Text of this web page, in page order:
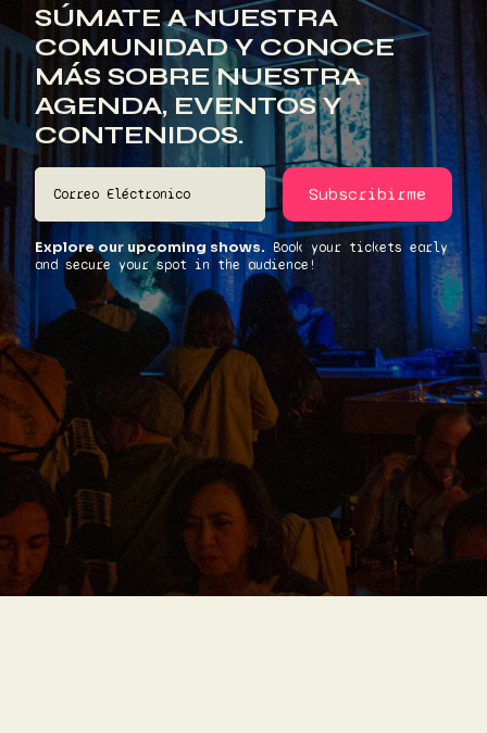
SÚMATE A NUESTRA
COMUNIDAD Y CONOCE
MÁS SOBRE NUESTRA
AGENDA, EVENTOS Y
CONTENIDOS.
Explore our upcoming shows. Book your tickets early
and secure your spot in the audience!